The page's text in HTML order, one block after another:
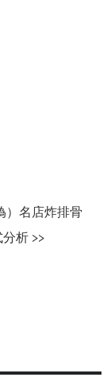
）名店炸排骨
析 >>